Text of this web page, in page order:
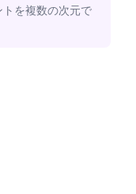
を複数の次元で